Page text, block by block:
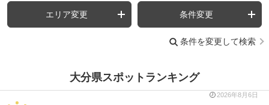
エリア変更 条件変更
条件を変更して検索
大分県スポットランキング
2026年8月6日